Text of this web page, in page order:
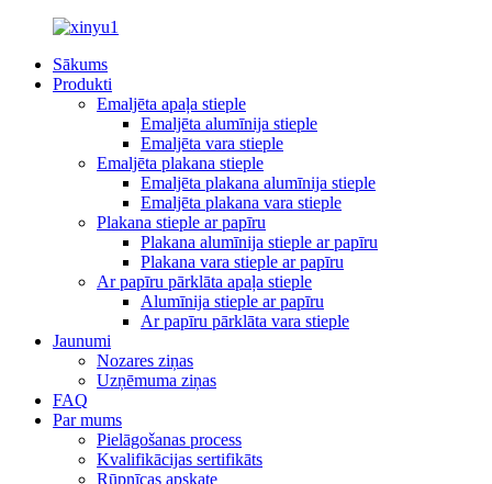
Sākums
Produkti
Emaljēta apaļa stieple
Emaljēta alumīnija stieple
Emaljēta vara stieple
Emaljēta plakana stieple
Emaljēta plakana alumīnija stieple
Emaljēta plakana vara stieple
Plakana stieple ar papīru
Plakana alumīnija stieple ar papīru
Plakana vara stieple ar papīru
Ar papīru pārklāta apaļa stieple
Alumīnija stieple ar papīru
Ar papīru pārklāta vara stieple
Jaunumi
Nozares ziņas
Uzņēmuma ziņas
FAQ
Par mums
Pielāgošanas process
Kvalifikācijas sertifikāts
Rūpnīcas apskate